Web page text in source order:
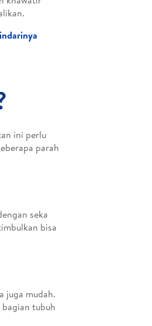
ini perlu
parah
seka
bisa
juga mudah.
tubuh